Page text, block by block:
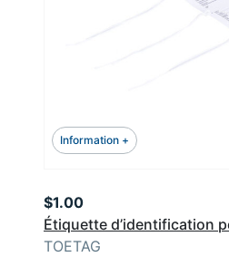
Information +
Étiquette d’identification
$1.00
TOETAG